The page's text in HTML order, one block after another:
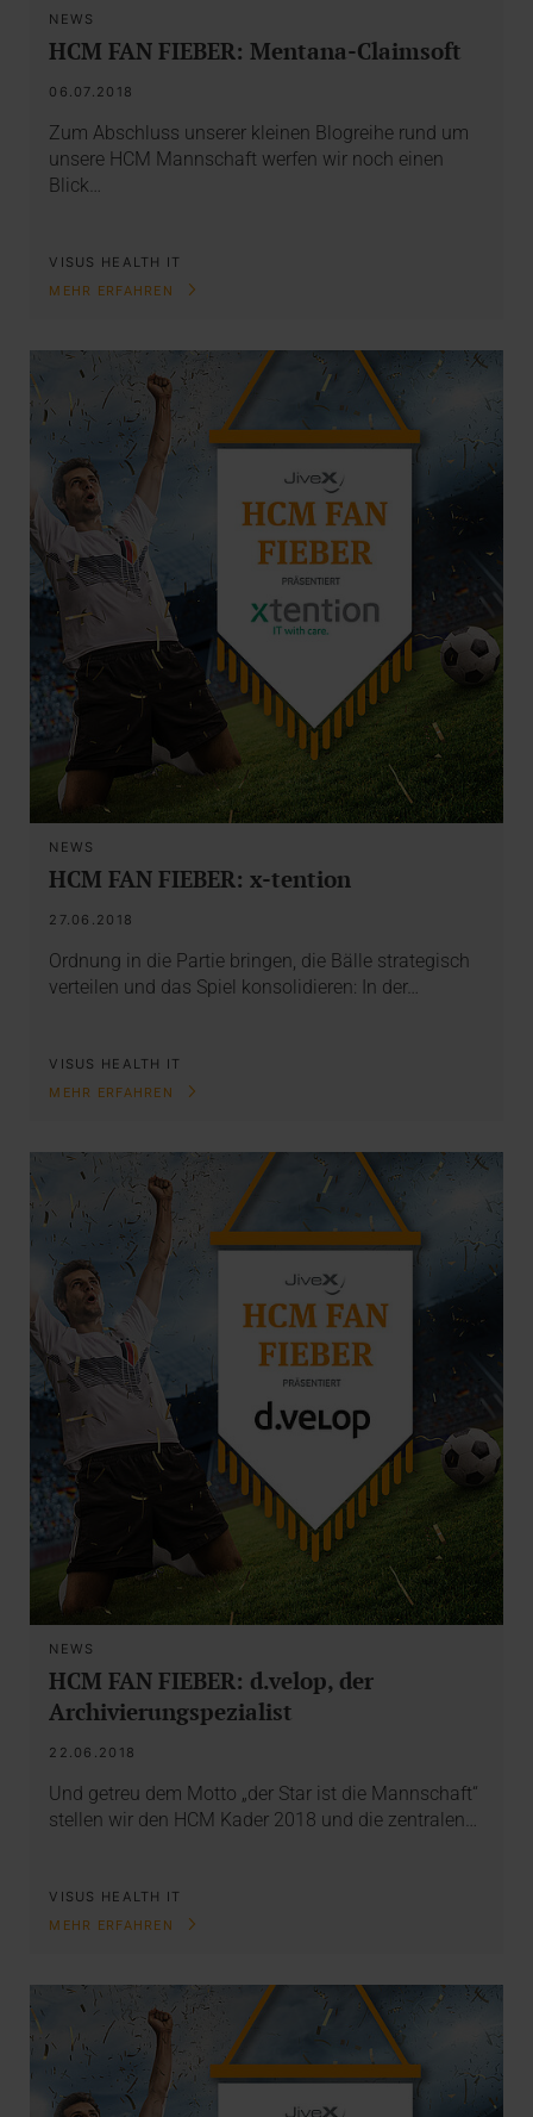
NEWS
HCM FAN FIEBER: Mentana-Claimsoft
06.07.2018
Zum Abschluss unserer kleinen Blogreihe rund um
unsere HCM Mannschaft werfen wir noch einen
Blick…
VISUS HEALTH IT
MEHR ERFAHREN
NEWS
HCM FAN FIEBER: x-tention
27.06.2018
Ordnung in die Partie bringen, die Bälle strategisch
verteilen und das Spiel konsolidieren: In der…
VISUS HEALTH IT
MEHR ERFAHREN
NEWS
HCM FAN FIEBER: d.velop, der
Archivierungspezialist
22.06.2018
Und getreu dem Motto „der Star ist die Mannschaft“
stellen wir den HCM Kader 2018 und die zentralen…
VISUS HEALTH IT
MEHR ERFAHREN